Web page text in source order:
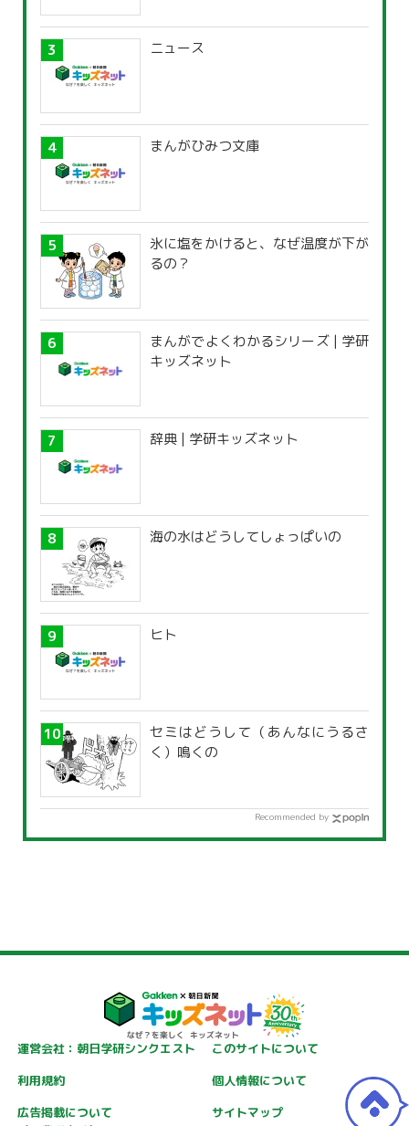
ニュース
まんがひみつ文庫
氷に塩をかけると、なぜ温度が下が
るの？
まんがでよくわかるシリーズ | 学研
キッズネット
辞典 | 学研キッズネット
海の水はどうしてしょっぱいの
ヒト
セミはどうして（あんなにうるさ
く）鳴くの
Recommended by
運営会社：朝日学研シンクエスト
このサイトについて
利用規約
個人情報について
広告掲載について
サイトマップ